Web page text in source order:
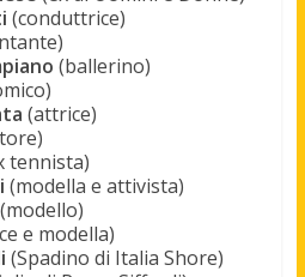
(conduttrice)
(ballerino)
(attrice)
tennista)
(modella e attivista)
(modello)
e modella)
(Spadino di Italia Shore)